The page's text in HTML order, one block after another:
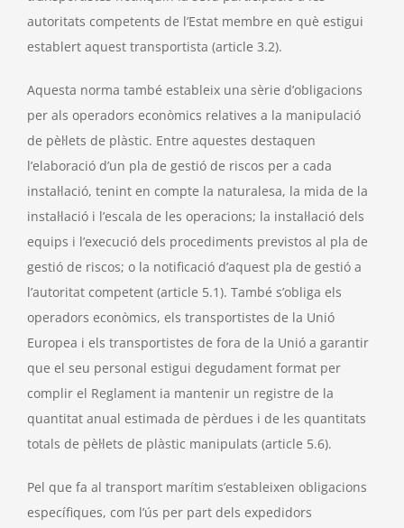
autoritats competents de l’Estat membre en què estigui
establert aquest transportista (article 3.2).
Aquesta norma també estableix una sèrie d’obligacions
per als operadors econòmics relatives a la manipulació
de pèl·lets de plàstic. Entre aquestes destaquen
l’elaboració d’un pla de gestió de riscos per a cada
instal·lació, tenint en compte la naturalesa, la mida de la
instal·lació i l’escala de les operacions; la instal·lació dels
equips i l’execució dels procediments previstos al pla de
gestió de riscos; o la notificació d’aquest pla de gestió a
l’autoritat competent (article 5.1). També s’obliga els
operadors econòmics, els transportistes de la Unió
Europea i els transportistes de fora de la Unió a garantir
que el seu personal estigui degudament format per
complir el Reglament ia mantenir un registre de la
quantitat anual estimada de pèrdues i de les quantitats
totals de pèl·lets de plàstic manipulats (article 5.6).
Pel que fa al transport marítim s’estableixen obligacions
específiques, com l’ús per part dels expedidors